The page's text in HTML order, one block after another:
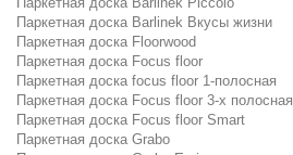
Паркетная доска Barlinek Вкусы жизни
Паркетная доска Floorwood
Паркетная доска Focus floor
Паркетная доска focus floor 1-полосная
Паркетная доска Focus floor 3-х полосная
Паркетная доска Focus floor Smart
Паркетная доска Grabo